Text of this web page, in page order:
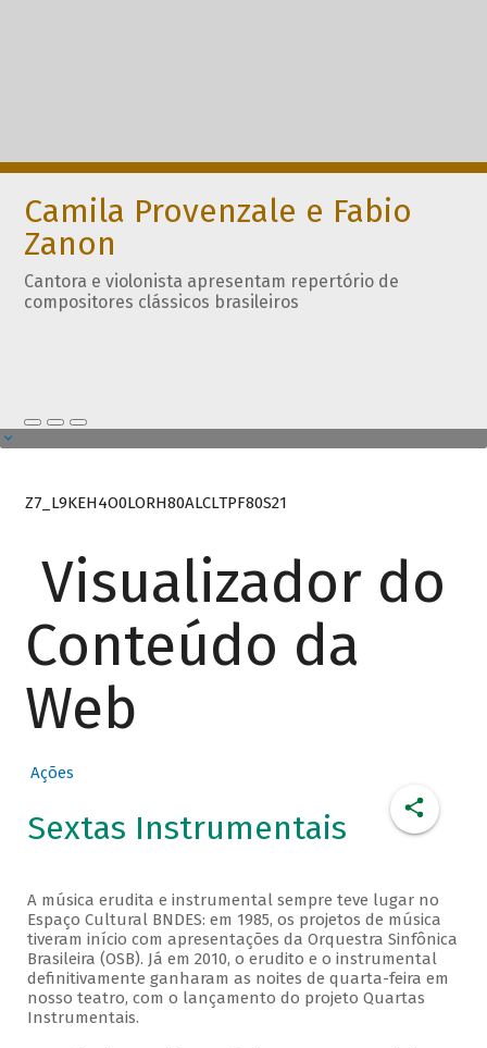
Camila Provenzale e Fabio
Zanon
Cantora e violonista apresentam repertório de
compositores clássicos brasileiros
Z7_L9KEH4O0LORH80ALCLTPF80S21
Visualizador do
Conteúdo da
Web
Ações
Sextas Instrumentais
A música erudita e instrumental sempre teve lugar no
Espaço Cultural BNDES: em 1985, os projetos de música
tiveram início com apresentações da Orquestra Sinfônica
Brasileira (OSB). Já em 2010, o erudito e o instrumental
definitivamente ganharam as noites de quarta-feira em
nosso teatro, com o lançamento do projeto Quartas
Instrumentais.